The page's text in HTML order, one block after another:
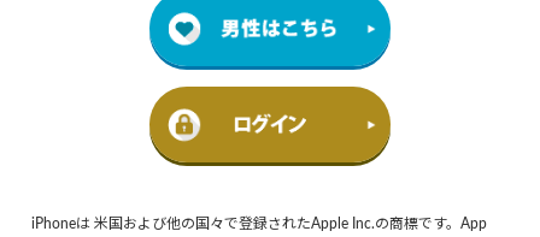
iPhoneは 米国および他の国々で登録されたApple Inc.の商標です。App